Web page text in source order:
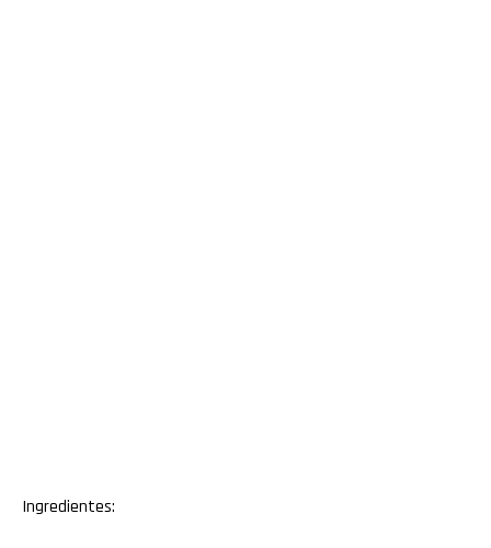
Ingredientes: